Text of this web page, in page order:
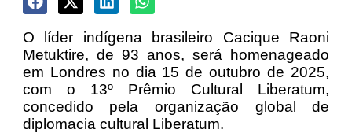
O líder indígena brasileiro Cacique Raoni
Metuktire, de 93 anos, será homenageado
em Londres no dia 15 de outubro de 2025,
com o 13º Prêmio Cultural Liberatum,
concedido pela organização global de
diplomacia cultural Liberatum.